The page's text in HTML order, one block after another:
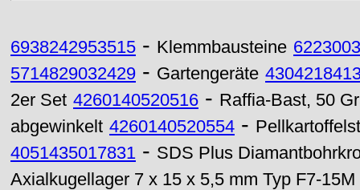
6938242953515 - Klemmbausteine
5714829032429 - Gartengeräte
2er Set 4260140520516 - Raffia-Bast, 50
abgewinkelt 4260140520554 -
4051435017831 - SDS Plus
Axialkugellager 7 x 15 x 5,5 mm Typ F7-15M